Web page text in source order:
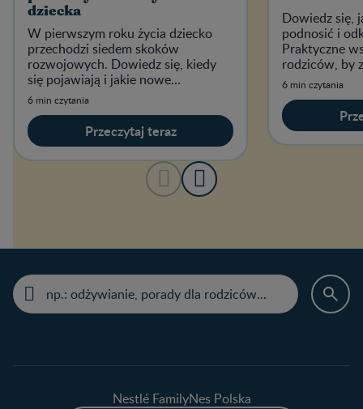
dziecka
W pierwszym roku życia dziecko
przechodzi siedem skoków
rozwojowych. Dowiedz się, kiedy
się pojawiają i jakie nowe
umiejętności zdobywa wtedy
maluszek.
6 min czytania
Przeczytaj teraz
Dowiedz się,
podnosić i
Praktyczne
rodziców, by
dzień.
6 min czytania
Nestlé FamilyNes Polska